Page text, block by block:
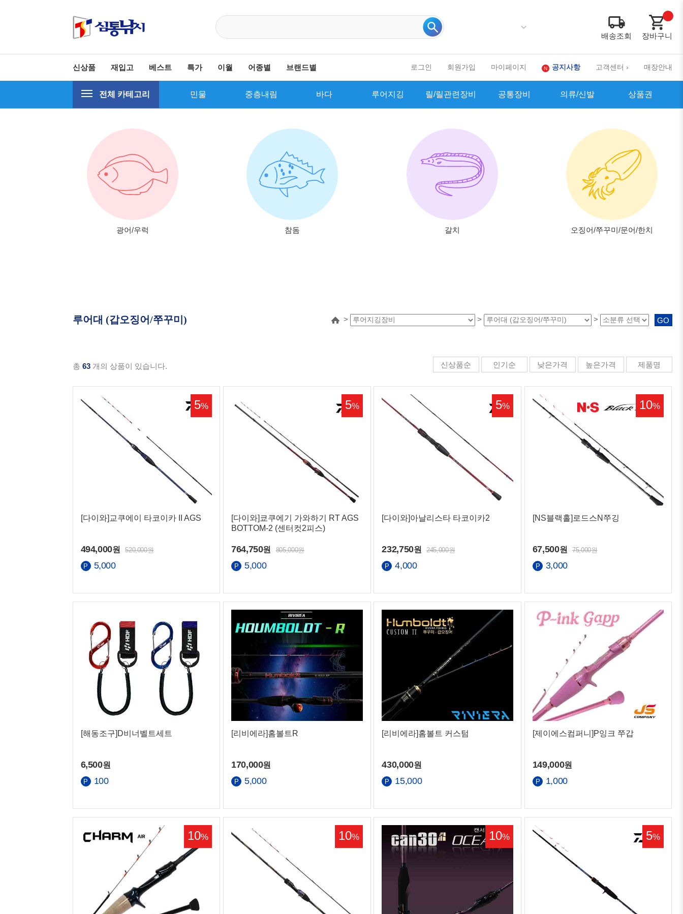
배송조회 장바구니
신상품 재입고 베스트 특가 이월 어종별 브랜드별 로그인 회원가입 마이페이지 공지사항 고객센터 › 매장안내
전체 카테고리 민물 중층내림 바다 루어지깅 릴/릴관련장비 공통장비 의류/신발 상품권
광어/우럭 참돔 갈치 오징어/쭈꾸미/문어/한치
루어대 (갑오징어/쭈꾸미) > > > GO
총 63 개의 상품이 있습니다. 신상품순 인기순 낮은가격 높은가격 제품명
[다이와]교쿠에이 타코이카 II AGS
494,000원 520,000원
5,000
5%
[다이와]쿄쿠에기 가와하기 RT AGS
BOTTOM-2 (센터컷2피스)
764,750원 805,000원
5,000
5%
[다이와]아날리스타 타코이카2
232,750원 245,000원
4,000
5%
[NS블랙홀]로드스N쭈깅
67,500원 75,000원
3,000
10%
[해동조구]D비너벨트세트
6,500원
100
[리비에라]홈볼트R
170,000원
5,000
[리비에라]홈볼트 커스텀
430,000원
15,000
[제이에스컴퍼니]P잉크 쭈갑
149,000원
1,000
10% 10% 10% 5%